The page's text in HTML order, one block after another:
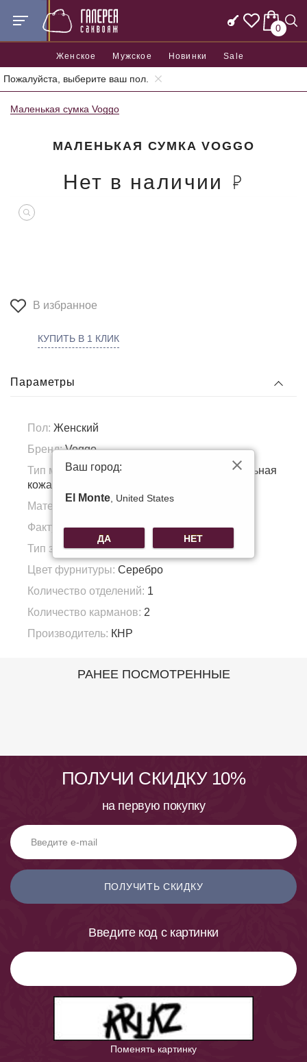
0
Женское Мужское Новинки Sale
Пожалуйста, выберите ваш пол.
Главная Женские сумки Женские маленькие сумки
Маленькая сумка Voggo
МАЛЕНЬКАЯ СУМКА VOGGO
Нет в наличии
В избранное
КУПИТЬ В 1 КЛИК
Параметры
Пол: Женский
Бренд:Voggo
Тип материала:Натуральная кожа, Натуральная
кожа
Материал подкладка:
Фактура материала:Шлифованная кожа
Тип застежки:Клапан
Цвет фурнитуры: Серебро
Количество отделений: 1
Количество карманов: 2
Производитель: КНР
РАНЕЕ ПОСМОТРЕННЫЕ
ПОЛУЧИ СКИДКУ 10%
на первую покупку
ПОЛУЧИТЬ СКИДКУ
Введите код с картинки
Поменять картинку
Ваш город:
El Monte, United States
ДА НЕТ